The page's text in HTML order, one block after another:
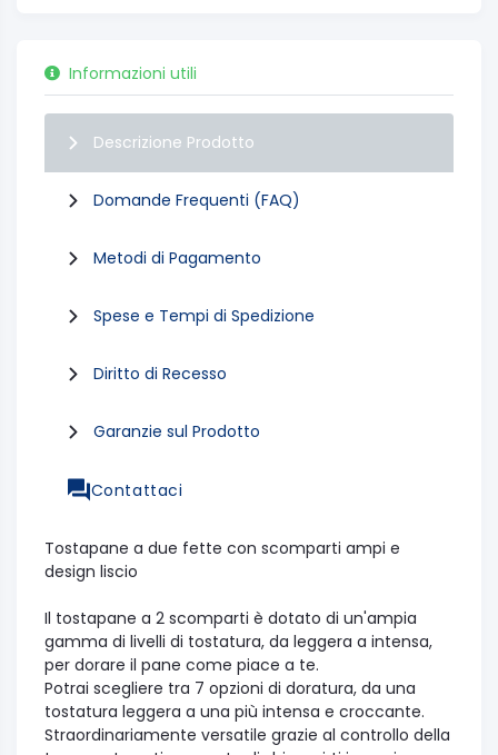
Informazioni utili
Descrizione Prodotto
Domande Frequenti (FAQ)
Metodi di Pagamento
Spese e Tempi di Spedizione
Diritto di Recesso
Garanzie sul Prodotto
Contattaci
Tostapane a due fette con scomparti ampi e
design liscio
Il tostapane a 2 scomparti è dotato di un'ampia
gamma di livelli di tostatura, da leggera a intensa,
per dorare il pane come piace a te.
Potrai scegliere tra 7 opzioni di doratura, da una
tostatura leggera a una più intensa e croccante.
Straordinariamente versatile grazie al controllo della